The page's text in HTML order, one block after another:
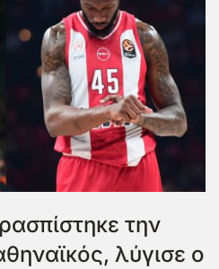
την
λύγισε ο